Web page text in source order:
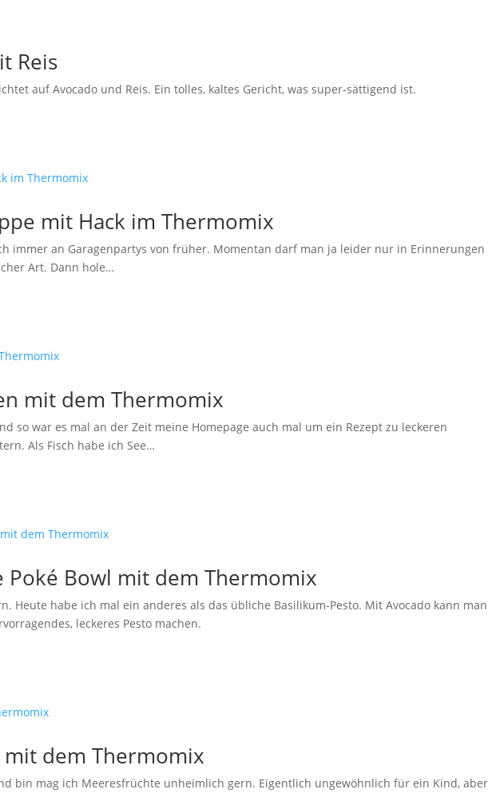
Reis
auf Avocado und Reis. Ein tolles, kaltes Gericht, was super-sättigend ist.
mit Hack im Thermomix
immer an Garagenpartys von früher. Momentan darf man ja leider nur in Erinnerungen
Art. Dann hole…
mit dem Thermomix
so war es mal an der Zeit meine Homepage auch mal um ein Rezept zu leckeren
Als Fisch habe ich See…
Poké Bowl mit dem Thermomix
Heute habe ich mal ein anderes als das übliche Basilikum-Pesto. Mit Avocado kann man
leckeres Pesto machen.
mit dem Thermomix
bin mag ich Meeresfrüchte unheimlich gern. Eigentlich ungewöhnlich für ein Kind, aber